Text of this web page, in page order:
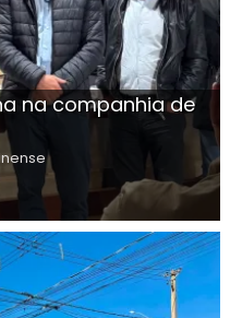
na companhia de